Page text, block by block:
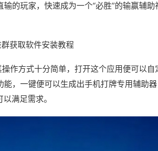
的玩家，快速成为一个“必胜”的输赢辅助
获取软件安装教程
作方式十分简单，打开这个应用便可以自
，一键便可以生成出手机打牌专用辅助
满足需求。